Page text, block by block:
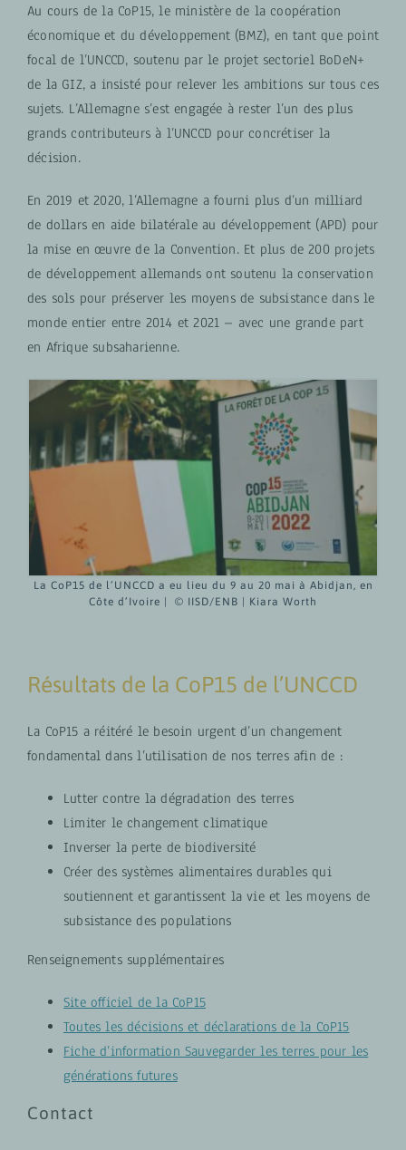
Au cours de la CoP15, le ministère de la coopération
économique et du développement (BMZ), en tant que point
focal de l’UNCCD, soutenu par le projet sectoriel BoDeN+
de la GIZ, a insisté pour relever les ambitions sur tous ces
sujets. L’Allemagne s’est engagée à rester l’un des plus
grands contributeurs à l’UNCCD pour concrétiser la
décision.
En 2019 et 2020, l’Allemagne a fourni plus d’un milliard
de dollars en aide bilatérale au développement (APD) pour
la mise en œuvre de la Convention. Et plus de 200 projets
de développement allemands ont soutenu la conservation
des sols pour préserver les moyens de subsistance dans le
monde entier entre 2014 et 2021 – avec une grande part
en Afrique subsaharienne.
La CoP15 de l’UNCCD a eu lieu du 9 au 20 mai à Abidjan, en
Côte d’Ivoire | © IISD/ENB | Kiara Worth
Résultats de la CoP15 de l’UNCCD
La CoP15 a réitéré le besoin urgent d’un changement
fondamental dans l’utilisation de nos terres afin de :
Lutter contre la dégradation des terres
Limiter le changement climatique
Inverser la perte de biodiversité
Créer des systèmes alimentaires durables qui
soutiennent et garantissent la vie et les moyens de
subsistance des populations
Renseignements supplémentaires
Site officiel de la CoP15
Toutes les décisions et déclarations de la CoP15
Fiche d’information Sauvegarder les terres pour les
générations futures
Contact